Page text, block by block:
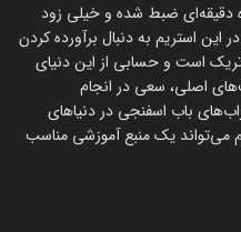
تنها در 11 قسمت ده دقیقه‌ای ضبط شده و خیلی زود
این استریم به دنبال برآورده کردن
است و حسابی از این دنیای
اصلی، سعی در انجام
باب اسفنجی در دنیاهای
می‌تواند یک منبع آموزشی مناسب